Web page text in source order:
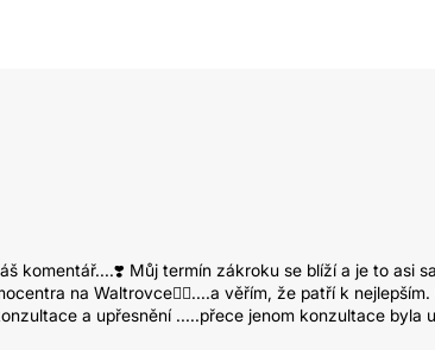
komentář....❣️ Můj termín zákroku se blíží a je to asi
na Waltrovce👍🏽....a věřím, že patří k
a upřesnění .....přece jenom konzultace byla